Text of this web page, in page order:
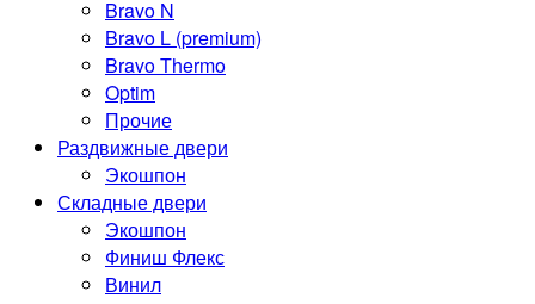
Bravo N
Bravo L (premium)
Bravo Thermo
Optim
Прочие
Раздвижные двери
Экошпон
Складные двери
Экошпон
Финиш Флекс
Винил